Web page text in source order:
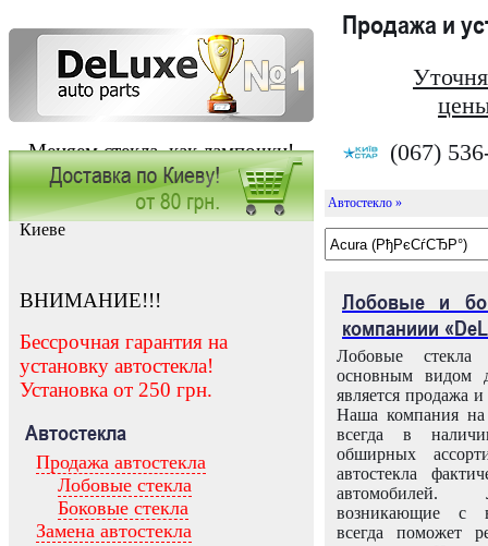
Меняем стекла, как лампочки!
Продажа и
(067)
Заказать установку автостекла в
Киеве
ВНИМАНИЕ!!!
Бессрочная гарантия на
установку автостекла!
Установка от 250 грн.
Автостекла
Продажа автостекла
Лобовые стекла
Боковые стекла
Замена автостекла
Автостекло »
Лобовые и
компаниии
Лобовые
основным видом
является продажа и
Наша компания на
всегда в
обширных
автостекла
возникающие с
всегда поможет